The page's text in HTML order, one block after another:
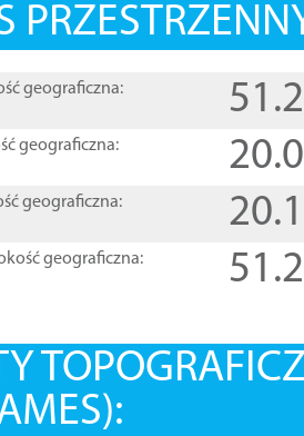
geograficzna:
geograficzna:
geograficzna:
geograficzna: